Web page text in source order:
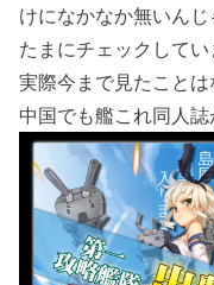
けになかなか無いん
たまにチェックしてい
実際今まで見たこと
中国でも艦これ同人誌